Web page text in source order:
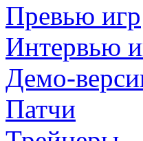
Превью игр
Интервью
Демо-
Патчи